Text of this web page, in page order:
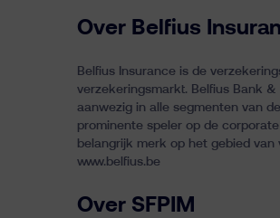
Over Belfius
Belfius Insurance is de
verzekeringsmarkt. Belfius Bank
aanwezig in alle segmenten van
prominente speler op de
belangrijk merk op het gebied van
www.belfius.be
Over SFPIM